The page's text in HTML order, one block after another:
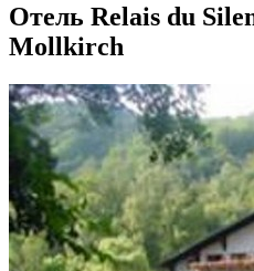
Отель Relais du
Mollkirch